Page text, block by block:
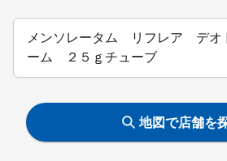
メンソレータム リフレア デオ
ーム ２５ｇチューブ
地図で店舗を